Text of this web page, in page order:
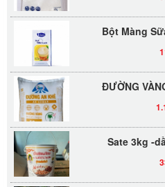
ĐƯỜNG
Sate 3kg -